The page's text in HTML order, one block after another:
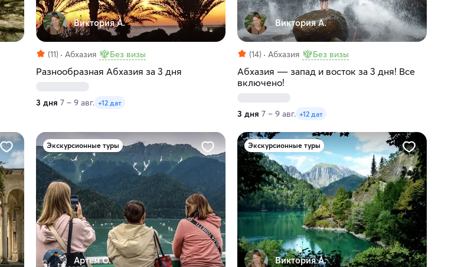
Виктория А.
(11) Абхазия Без визы
Разнообразная Абхазия за 3 дня
3 дня 7 – 9 авг. +12 дат
Виктория А.
(14) Абхазия Без визы
Абхазия ― запад и восток за 3 дня! Все
включено!
3 дня 7 – 9 авг. +12 дат
Экскурсионные туры
Артем О.
Экскурсионные туры
Виктория А.